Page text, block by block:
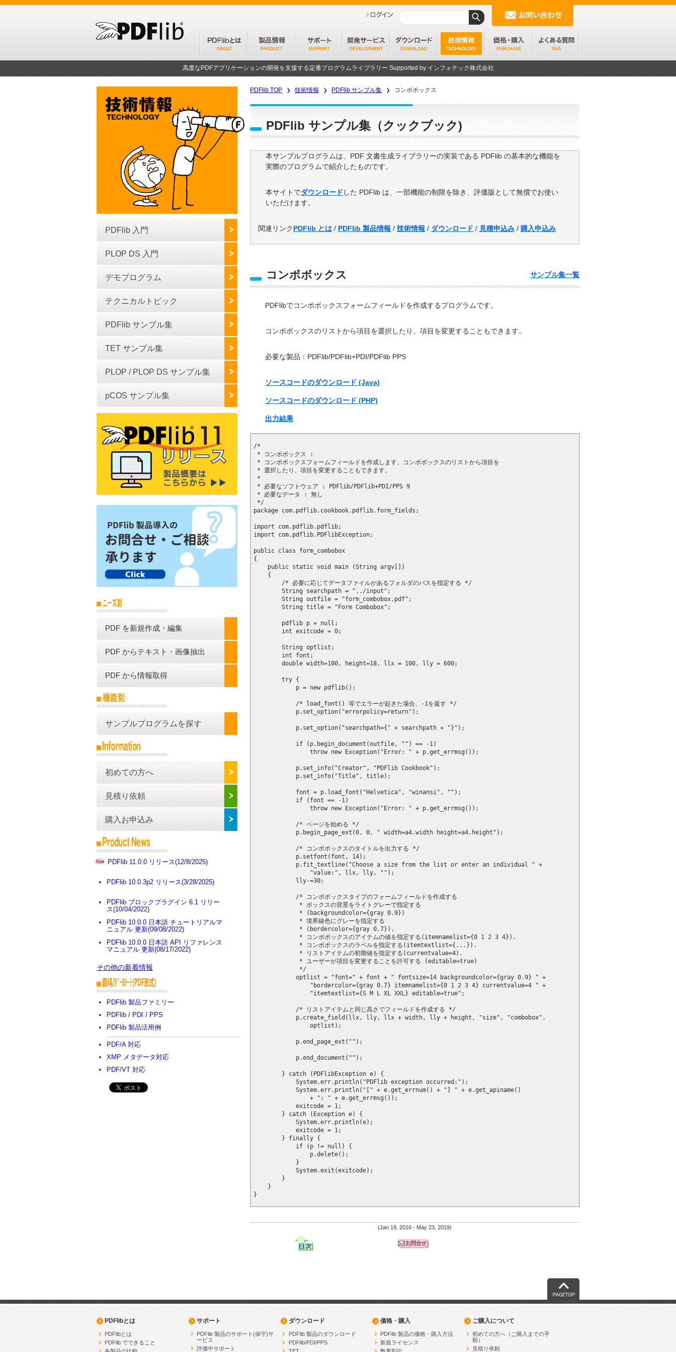
高度なPDFアプリケーションの開発を支援する定番プログラムライブラリー Supported by インフォテック株式会社
PDFlib 入門
PLOP DS 入門
デモプログラム
テクニカルトピック
PDFlib サンプル集
TET サンプル集
PLOP / PLOP DS サンプル集
pCOS サンプル集
PDF を新規作成・編集
PDF からテキスト・画像抽出
PDF から情報取得
サンプルプログラムを探す
初めての方へ
見積り依頼
購入お申込み
PDFlib 11.0.0 リリース(12/8/2025)
PDFlib 10.0.3p2 リリース(3/28/2025)
PDFlib ブロックプラグイン 6.1 リリー
ス(10/04/2022)
PDFlib 10.0.0 日本語 チュートリアルマ
ニュアル 更新(09/08/2022)
PDFlib 10.0.0 日本語 API リファレンス
マニュアル 更新(08/17/2022)
その他の新着情報
PDFlib 製品ファミリー
PDFlib / PDI / PPS
PDFlib 製品活用例
PDF/A 対応
XMP メタデータ対応
PDF/VT 対応
PDFlib TOP 技術情報 PDFlib サンプル集 コンボボックス
PDFlib サンプル集（クックブック)
本サンプルプログラムは、PDF 文書生成ライブラリーの実装である PDFlib の基本的な機能を
実際のプログラムで紹介したものです。
本サイトでダウンロード した PDFlib は、一部機能の制限を除き、評価版として無償でお使い
いただけます。
関連リンクPDFlib とは / PDFlib 製品情報 / 技術情報 / ダウンロード / 見積申込み / 購入申込み
サンプル集一覧
コンボボックス
PDFlibでコンボボックスフォームフィールドを作成するプログラムです。
コンボボックスのリストから項目を選択したり、項目を変更することもできます。
必要な製品：PDFlib/PDFlib+PDI/PDFlib PPS
ソースコードのダウンロード (Java)
ソースコードのダウンロード (PHP)
出力結果
/*
* コンボボックス :
* コンボボックスフォームフィールドを作成します。コンボボックスのリストから項目を
* 選択したり、項目を変更することもできます。
*
* 必要なソフトウェア : PDFlib/PDFlib+PDI/PPS 9
* 必要なデータ : 無し
*/
package com.pdflib.cookbook.pdflib.form_fields;
import com.pdflib.pdflib;
import com.pdflib.PDFlibException;
public class form_combobox
{
    public static void main (String argv[])
    {
        /* 必要に応じてデータファイルがあるフォルダのパスを指定する */
        String searchpath = "../input";
        String outfile = "form_combobox.pdf";
        String title = "Form Combobox";
        pdflib p = null;
        int exitcode = 0;
        String optlist;
        int font;
        double width=100, height=18, llx = 100, lly = 600;
        try {
            p = new pdflib();
            /* load_font() 等でエラーが起きた場合、-1を返す */
            p.set_option("errorpolicy=return");
            p.set_option("searchpath={" + searchpath + "}");
            if (p.begin_document(outfile, "") == -1)
                throw new Exception("Error: " + p.get_errmsg());
            p.set_info("Creator", "PDFlib Cookbook");
            p.set_info("Title", title);
            font = p.load_font("Helvetica", "winansi", "");
            if (font == -1)
                throw new Exception("Error: " + p.get_errmsg());
            /* ページを始める */
            p.begin_page_ext(0, 0, " width=a4.width height=a4.height");
            /* コンボボックスのタイトルを出力する */
            p.setfont(font, 14);
            p.fit_textline("Choose a size from the list or enter an individual " +
                "value:", llx, lly, "");
            lly-=30;
            /* コンボボックスタイプのフォームフィールドを作成する
             * ボックスの背景をライトグレーで指定する
             * (backgroundcolor={gray 0.9})
             * 境界線色にグレーを指定する
             * (bordercolor={gray 0.7}).
             * コンボボックスのアイテムの値を指定する(itemnamelist={0 1 2 3 4}).
             * コンボボックスのラベルを指定する(itemtextlist={...}).
             * リストアイテムの初期値を指定する(currentvalue=4).
             * ユーザーが項目を変更することを許可する (editable=true)
             */
            optlist = "font=" + font + " fontsize=14 backgroundcolor={gray 0.9} " +
                "bordercolor={gray 0.7} itemnamelist={0 1 2 3 4} currentvalue=4 " +
                "itemtextlist={S M L XL XXL} editable=true";
            /* リストアイテムと同じ高さでフィールドを作成する */
            p.create_field(llx, lly, llx + width, lly + height, "size", "combobox",
                optlist);
            p.end_page_ext("");
            p.end_document("");
        } catch (PDFlibException e) {
            System.err.println("PDFlib exception occurred:");
            System.err.println("[" + e.get_errnum() + "] " + e.get_apiname()
                + ": " + e.get_errmsg());
            exitcode = 1;
        } catch (Exception e) {
            System.err.println(e);
            exitcode = 1;
        } finally {
            if (p != null) {
                p.delete();
            }
            System.exit(exitcode);
        }
    }
(Jan 19, 2016 - May 23, 2019)
PDFlibとは
PDFlibとは
PDFlib でできること
サポート
PDFlib 製品のサポート(保守)サ
ービス
評価中サポート
ダウンロード
PDFlib 製品のダウンロード
PDFlib/PDI/PPS
価格・購入
PDFlib 製品の価格・購入方法
新規ライセンス
ご購入について
初めての方へ（ご購入までの手
順）
見積り依頼